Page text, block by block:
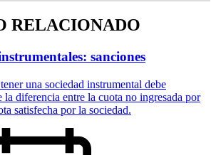
RELACIONADO
sanciones
una sociedad instrumental debe
la diferencia entre la cuota no ingresada por
satisfecha por la sociedad.